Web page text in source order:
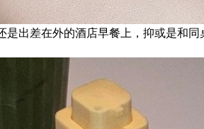
出差在外的酒店早餐上，抑或是和同